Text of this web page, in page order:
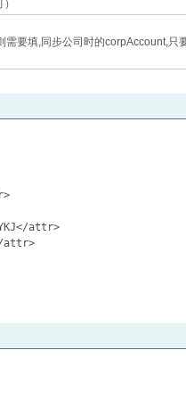
需要填,同步公司时的corpAccount,只
attr>
attr>